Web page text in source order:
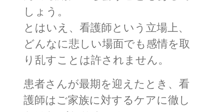
しょう。
とはいえ、看護師という立場上、
どんなに悲しい場面でも感情を取
り乱すことは許されません。
患者さんが最期を迎えたとき、看
護師はご家族に対するケアに徹し